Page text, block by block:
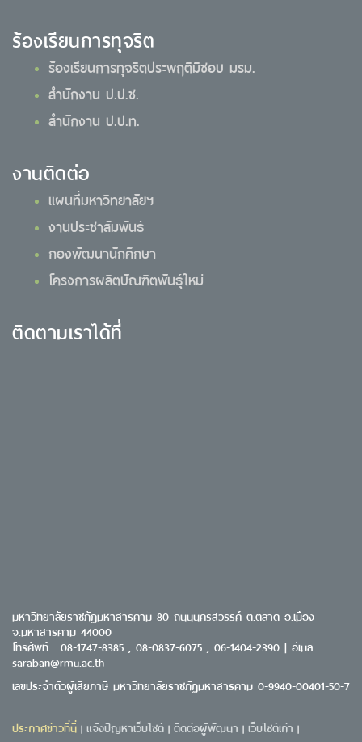
ร้องเรียนการทุจริต
ร้องเรียนการทุจริตประพฤติมิชอบ มรม.
สำนักงาน ป.ป.ช.
สำนักงาน ป.ป.ท.
งานติดต่อ
แผนที่มหาวิทยาลัยฯ
งานประชาสัมพันธ์
กองพัฒนานักศึกษา
โครงการผลิตบัณฑิตพันธุ์ใหม่
ติดตามเราได้ที่
มหาวิทยาลัยราชภัฏมหาสารคาม 80 ถนนนครสวรรค์ ต.ตลาด อ.เมือง
จ.มหาสารคาม 44000
โทรศัพท์ : 08-1747-8385 , 08-0837-6075 , 06-1404-2390 | อีเมล
saraban@rmu.ac.th
เลขประจำตัวผู้เสียภาษี มหาวิทยาลัยราชภัฏมหาสารคาม 0-9940-00401-50-7
ประกาศข่าวที่นี่ | แจ้งปัญหาเว็บไซต์ | ติดต่อผู้พัฒนา | เว็บไซต์เก่า |